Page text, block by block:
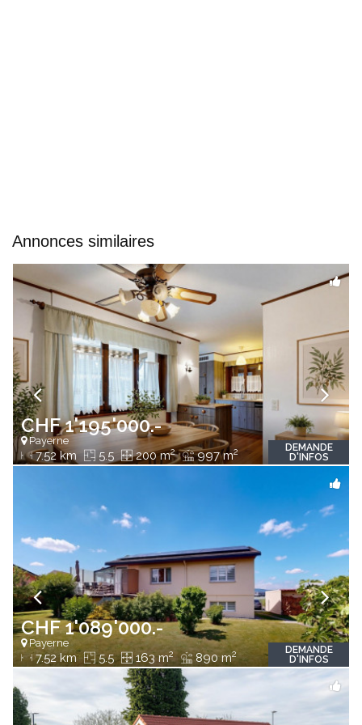
Annonces similaires
CHF 1'195'000.-
Payerne
7.52 km 5.5 200 m2 997 m2
DEMANDE
D'INFOS
CHF 1'089'000.-
Payerne
7.52 km 5.5 163 m2 890 m2
DEMANDE
D'INFOS